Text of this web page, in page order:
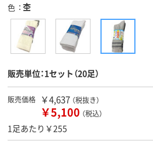
色 杢
販売単位：1セット（20足）
販売価格 ￥4,637 （税抜き）
￥5,100 （税込）
1足あたり￥255